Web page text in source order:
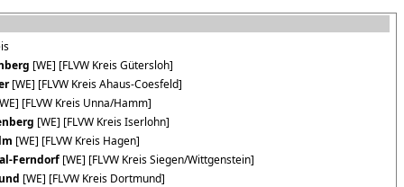
[WE] [FLVW Kreis Gütersloh]
[WE] [FLVW Kreis Ahaus-Coesfeld]
[FLVW Kreis Unna/Hamm]
[WE] [FLVW Kreis Iserlohn]
[WE] [FLVW Kreis Hagen]
Ferndorf [WE] [FLVW Kreis Siegen/Wittgenstein]
[WE] [FLVW Kreis Dortmund]